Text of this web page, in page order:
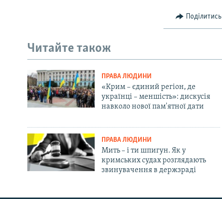
Русский
Поділитись
Читайте також
ПРАВА ЛЮДИНИ
«Крим – єдиний регіон, де
українці – меншість»: дискусія
навколо нової пам'ятної дати
ПРАВА ЛЮДИНИ
Мить – і ти шпигун. Як у
кримських судах розглядають
звинувачення в держзраді